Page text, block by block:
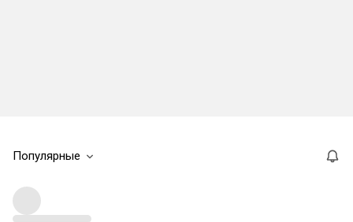
Популярные